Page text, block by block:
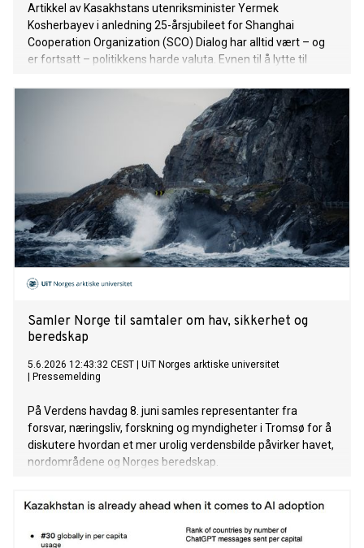
Artikkel av Kasakhstans utenriksminister Yermek
Kosherbayev i anledning 25-årsjubileet for Shanghai
Cooperation Organization (SCO) Dialog har alltid vært – og
er fortsatt – politikkens harde valuta. Evnen til å lytte til
utfordringer er avgjørende for stabiliteten i det
internasjonale systemet, særlig i perioder preget av endring
eller krise. I dagens verden er dette blitt spesielt tydelig: Den
svekkede tilliten mellom stater er en konsekvens av at
dialog i seg selv er blitt en stadig knappere «ressurs».
Samler Norge til samtaler om hav, sikkerhet og
beredskap
5.6.2026 12:43:32 CEST
UiT Norges arktiske universitet
Pressemelding
På Verdens havdag 8. juni samles representanter fra
forsvar, næringsliv, forskning og myndigheter i Tromsø for å
diskutere hvordan et mer urolig verdensbilde påvirker havet,
nordområdene og Norges beredskap.